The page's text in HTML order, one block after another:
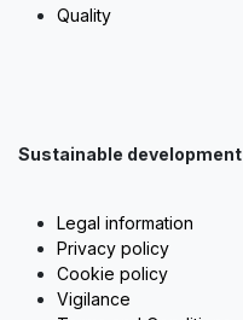
Quality
Sustainable development
Legal information
Privacy policy
Cookie policy
Vigilance